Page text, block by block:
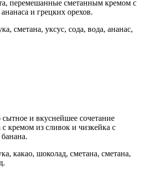
перемешанные сметанным кремом с
и грецких орехов.
сметана, уксус, сода, вода, ананас,
сытное и вкуснейшее сочетание
кремом из сливок и чизкейка с
какао, шоколад, сметана, сметана,